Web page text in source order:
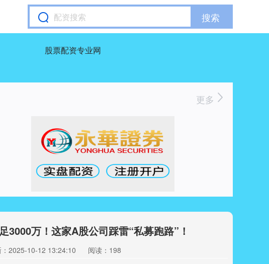
搜索
股票配资专业网
更多
3000万！这家A股公司踩雷“私募跑路”！
2025-10-12 13:24:10 阅读：198